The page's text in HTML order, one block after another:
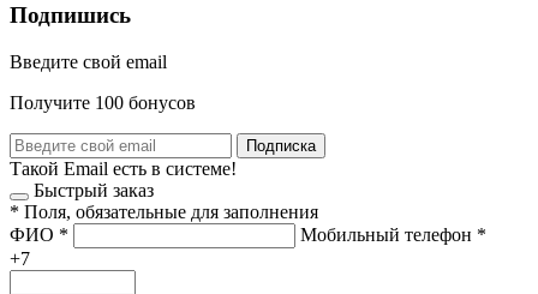
Подпишись
Введите свой email
Получите 100 бонусов
Подписка
Такой Email есть в системе!
Быстрый заказ
* Поля, обязательные для заполнения
ФИО * Мобильный телефон *
+7